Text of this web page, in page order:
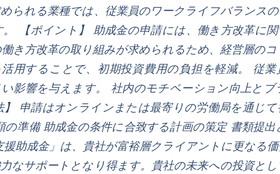
られる業種では、従業員のワークライフバランス
【ポイント】 助成金の申請には、働き方改革に
き方改革の取り組みが求められるため、経営層の
用することで、初期投資費用の負担を軽減。 従業
影響を与えます。 社内のモチベーション向上と
申請はオンラインまたは最寄りの労働局を通じ
準備 助成金の条件に合致する計画の策定 書類提
助成金」は、貴社が富裕層クライアントに更なる
なサポートとなり得ます。貴社の未来への投資と